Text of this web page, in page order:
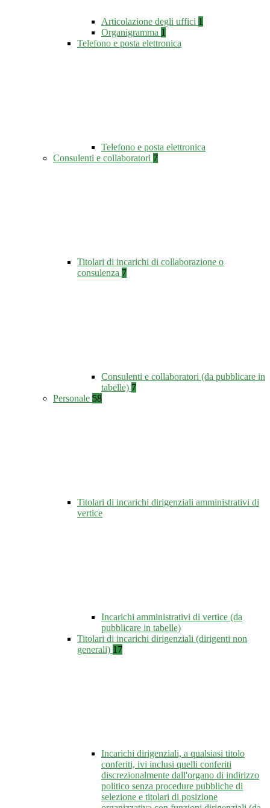
Articolazione degli uffici 1
Organigramma 1
Telefono e posta elettronica
Telefono e posta elettronica
Consulenti e collaboratori 7
Titolari di incarichi di collaborazione o
consulenza 7
Consulenti e collaboratori (da pubblicare in
tabelle) 7
Personale 58
Titolari di incarichi dirigenziali amministrativi di
vertice
Incarichi amministrativi di vertice (da
pubblicare in tabelle)
Titolari di incarichi dirigenziali (dirigenti non
generali) 17
Incarichi dirigenziali, a qualsiasi titolo
conferiti, ivi inclusi quelli conferiti
discrezionalmente dall'organo di indirizzo
politico senza procedure pubbliche di
selezione e titolari di posizione